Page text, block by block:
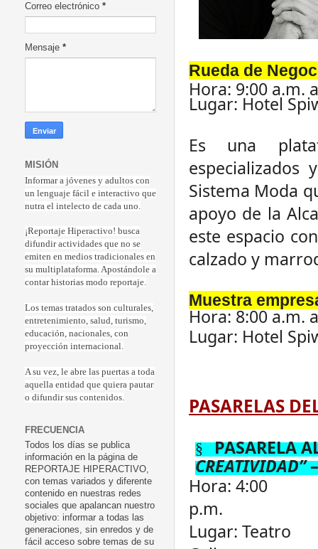
Rueda de
Hora: 9:00 a.m.
Lugar: Hotel
Es una
Sistema Moda
apoyo de la
este espacio
calzado y
Muestra
Hora: 8:00 a.m.
Lugar: Hotel
PASARELAS
§
PASARELA
CREATIVIDAD”
Hora: 4:00
p.m.
Lugar: Teatro
Correo electrónico *
Mensaje *
MISIÓN
Informar a jóvenes y adultos con
un lenguaje fácil e interactivo que
nutra el intelecto de cada uno.
¡Reportaje Hiperactivo! busca
difundir actividades que no se
emiten en medios tradicionales en
su multiplataforma. Apostándole a
contar historias modo reportaje.
Los temas tratados son culturales,
entretenimiento, salud, turismo,
educación, nacionales, con
proyección internacional.
A su vez, le abre las puertas a toda
aquella entidad que quiera pautar
o difundir sus contenidos.
FRECUENCIA
Todos los días se publica
información en la página de
REPORTAJE HIPERACTIVO,
con temas variados y diferente
contenido en nuestras redes
sociales que apalancan nuestro
objetivo: informar a todas las
generaciones, sin enredos y de
fácil acceso sobre temas de su